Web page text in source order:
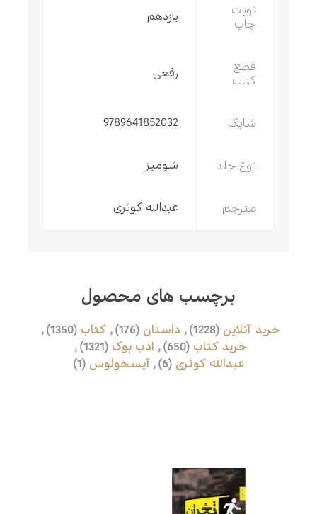
نوبت
چاپ
یازدهم
قطع
کتاب
رقعی
شابک 9789641852032
نوع جلد شومیز
مترجم عبدالله کوثری
برچسب های محصول
خرید آنلاین (1228)
, داستان (176)
, کتاب (1350)
,
خرید کتاب (650)
, ادب بوک (1321)
,
عبدالله کوثری (6)
, آیسخولوس (1)